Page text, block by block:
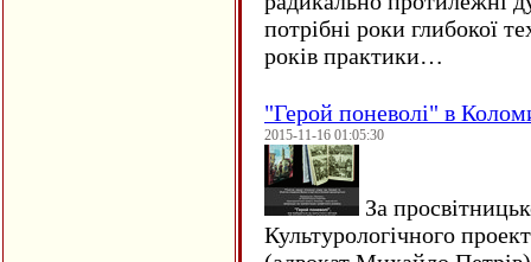
потрібні роки глибокої
років практики…
"Герой поневолі" в
2015-11-16 01:05:30
За
Культурологічного